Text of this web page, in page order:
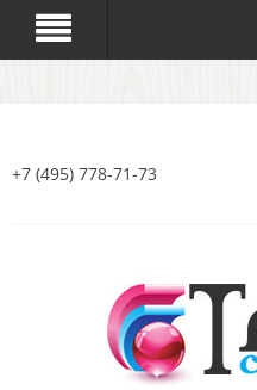
+7 (495) 778-71-73